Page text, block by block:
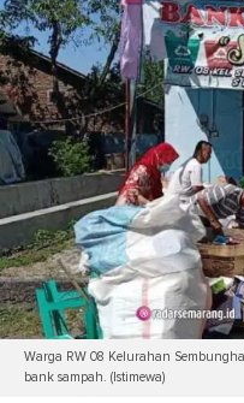
Warga RW 08 Kelurahan
bank sampah. (Istimewa)